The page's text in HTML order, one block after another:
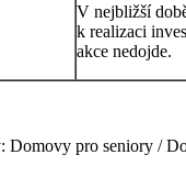
V nejbližší
k realizaci
akce nedojde.
Domovy pro seniory /